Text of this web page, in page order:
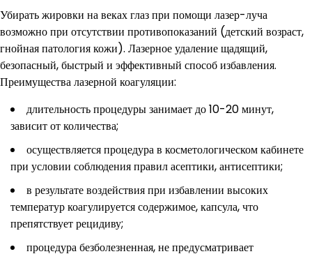
Убирать жировки на веках глаз при помощи лазер-луча
возможно при отсутствии противопоказаний (детский возраст,
гнойная патология кожи). Лазерное удаление щадящий,
безопасный, быстрый и эффективный способ избавления.
Преимущества лазерной коагуляции:
длительность процедуры занимает до 10-20 минут,
зависит от количества;
осуществляется процедура в косметологическом кабинете
при условии соблюдения правил асептики, антисептики;
в результате воздействия при избавлении высоких
температур коагулируется содержимое, капсула, что
препятствует рецидиву;
процедура безболезненная, не предусматривает